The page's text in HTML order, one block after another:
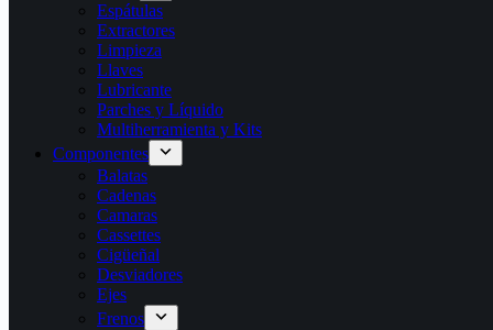
Espátulas
Extractores
Limpieza
Llaves
Lubricante
Parches y Líquido
Multiherramienta y Kits
Componentes
Balatas
Cadenas
Camaras
Cassettes
Cigüeñal
Desviadores
Ejes
Frenos